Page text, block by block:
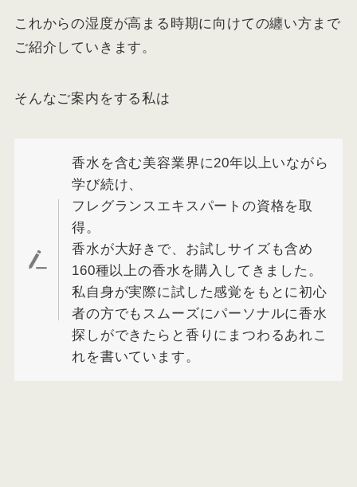
これからの湿度が高まる時期に向けての纏い方まで
ご紹介していきます。
そんなご案内をする私は
香水を含む美容業界に20年以上いながら
学び続け、
フレグランスエキスパートの資格を取
得。
香水が大好きで、お試しサイズも含め
160種以上の香水を購入してきました。
私自身が実際に試した感覚をもとに初心
者の方でもスムーズにパーソナルに香水
探しができたらと香りにまつわるあれこ
れを書いています。